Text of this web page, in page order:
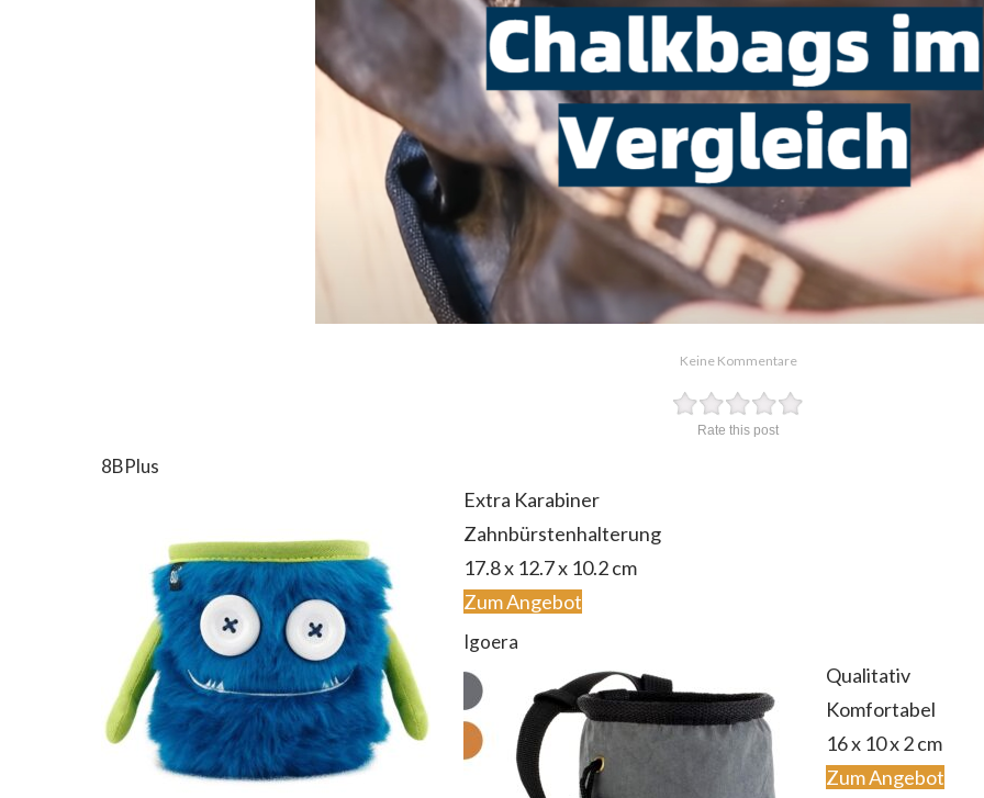
Keine Kommentare
Rate this post
8BPlus
Extra Karabiner
Zahnbürstenhalterung
17.8 x 12.7 x 10.2 cm
Zum Angebot
Igoera
Qualitativ
Komfortabel
16 x 10 x 2 cm
Zum Angebot